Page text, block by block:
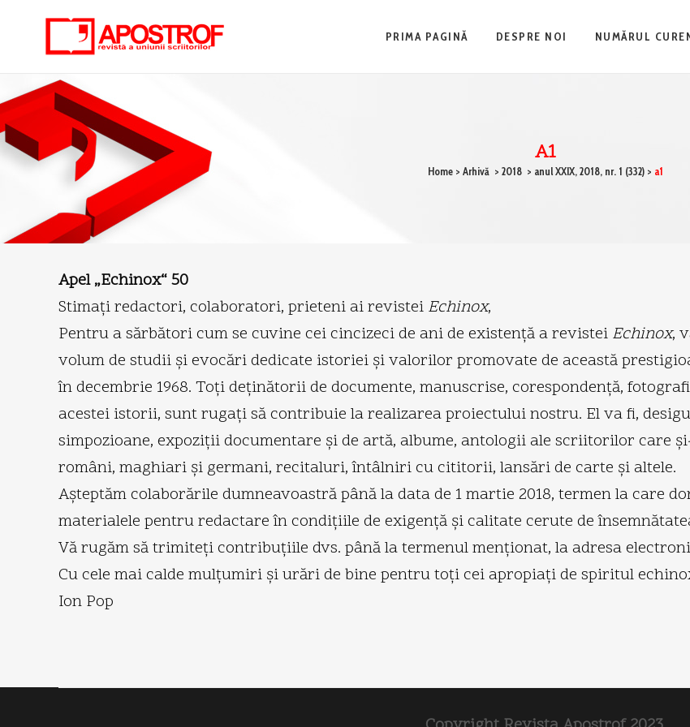
PRIMA PAGINĂ DESPRE NOI NUMĂRUL
A1
Home > Arhivă > 2018 > anul XXIX, 2018, nr. 1 (332) > a1
Apel „Echinox“ 50
Stimaţi redactori, colaboratori, prieteni ai revistei Echinox,
Pentru a sărbători cum se cuvine cei cincizeci de ani de existenţă a revistei Echinox,
volum de studii şi evocări dedicate istoriei şi valorilor promovate de această
în decembrie 1968. Toţi deţinătorii de documente, manuscrise, corespondenţă,
acestei istorii, sunt rugaţi să contribuie la realizarea proiectului nostru. El va fi,
simpozioane, expoziţii documentare şi de artă, albume, antologii ale scriitorilor care
români, maghiari şi germani, recitaluri, întâlniri cu cititorii, lansări de carte şi altele.
Aşteptăm colaborările dumneavoastră până la data de 1 martie 2018, termen la care
materialele pentru redactare în condiţiile de exigenţă şi calitate cerute de
Vă rugăm să trimiteţi contribuţiile dvs. până la termenul menţionat, la adresa
Cu cele mai calde mulţumiri şi urări de bine pentru toţi cei apropiaţi de spiritul
Ion Pop